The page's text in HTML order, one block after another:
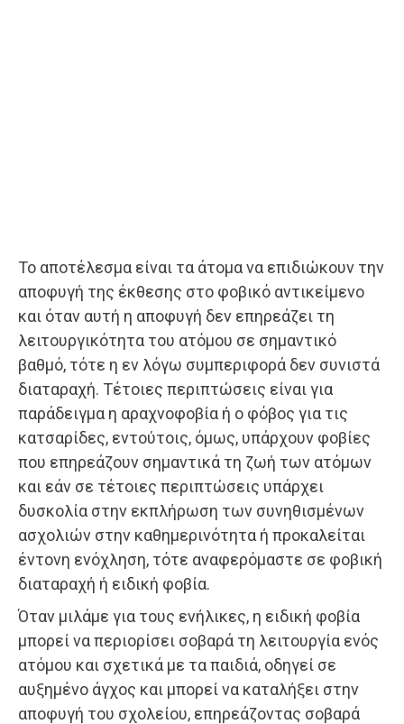
Το αποτέλεσμα είναι τα άτομα να επιδιώκουν την
αποφυγή της έκθεσης στο φοβικό αντικείμενο
και όταν αυτή η αποφυγή δεν επηρεάζει τη
λειτουργικότητα του ατόμου σε σημαντικό
βαθμό, τότε η εν λόγω συμπεριφορά δεν συνιστά
διαταραχή. Τέτοιες περιπτώσεις είναι για
παράδειγμα η αραχνοφοβία ή ο φόβος για τις
κατσαρίδες, εντούτοις, όμως, υπάρχουν φοβίες
που επηρεάζουν σημαντικά τη ζωή των ατόμων
και εάν σε τέτοιες περιπτώσεις υπάρχει
δυσκολία στην εκπλήρωση των συνηθισμένων
ασχολιών στην καθημερινότητα ή προκαλείται
έντονη ενόχληση, τότε αναφερόμαστε σε φοβική
διαταραχή ή ειδική φοβία.
Όταν μιλάμε για τους ενήλικες, η ειδική φοβία
μπορεί να περιορίσει σοβαρά τη λειτουργία ενός
ατόμου και σχετικά με τα παιδιά, οδηγεί σε
αυξημένο άγχος και μπορεί να καταλήξει στην
αποφυγή του σχολείου, επηρεάζοντας σοβαρά